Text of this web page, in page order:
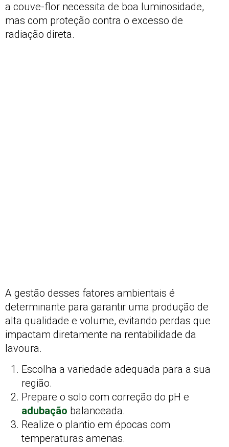
a couve-flor necessita de boa luminosidade,
mas com proteção contra o excesso de
radiação direta.
A gestão desses fatores ambientais é
determinante para garantir uma produção de
alta qualidade e volume, evitando perdas que
impactam diretamente na rentabilidade da
lavoura.
Escolha a variedade adequada para a sua
região.
Prepare o solo com correção do pH e
adubação balanceada.
Realize o plantio em épocas com
temperaturas amenas.